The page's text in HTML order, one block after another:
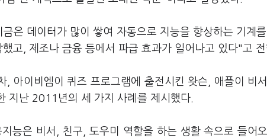
은 데이터가 많이 쌓여 자동으로 지능을 향상하는 기계
고, 제조나 금융 등에서 파급 효과가 일어나고 있다"고 전
, 아이비엠이 퀴즈 프로그램에 출전시킨 왓슨, 애플이 비
지난 2011년의 세 가지 사례를 제시했다.
능은 비서, 친구, 도우미 역할을 하는 생활 속으로 들어